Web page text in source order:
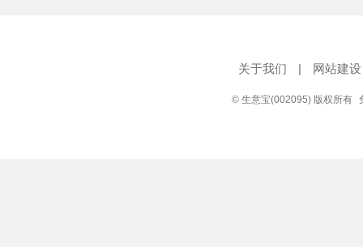
关于我们 | 网站建设
© 生意宝(002095) 版权所有